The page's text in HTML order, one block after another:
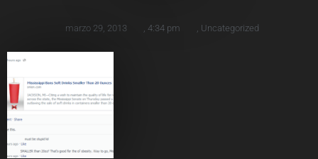
marzo 29, 2013 4:34 pm Uncategorized